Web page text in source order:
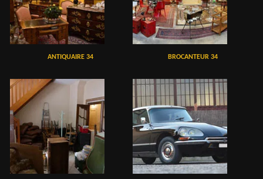
ANTIQUAIRE 34 BROCANTEUR 34